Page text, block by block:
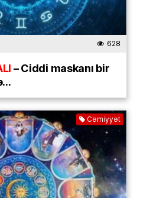
628
– Ciddi maskanı bir
Cəmiyyət